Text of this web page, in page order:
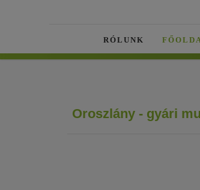
RÓLUNK
Oroszlány - gyári